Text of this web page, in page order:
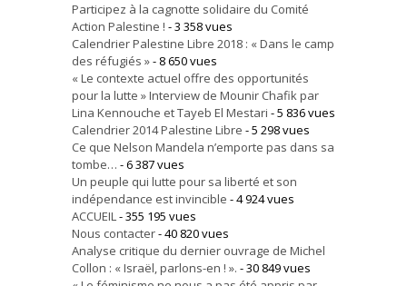
Participez à la cagnotte solidaire du Comité
Action Palestine ! - 3 358 vues
Calendrier Palestine Libre 2018 : « Dans le camp
des réfugiés »- 8 650 vues
« Le contexte actuel offre des opportunités
pour la lutte » Interview de Mounir Chafik par
Lina Kennouche et Tayeb El Mestari - 5 836 vues
Calendrier 2014 Palestine Libre - 5 298 vues
Ce que Nelson Mandela n’emporte pas dans sa
tombe… - 6 387 vues
Un peuple qui lutte pour sa liberté et son
indépendance est invincible - 4 924 vues
ACCUEIL- 355 195 vues
Nous contacter- 40 820 vues
Analyse critique du dernier ouvrage de Michel
Collon : « Israël, parlons-en ! ». - 30 849 vues